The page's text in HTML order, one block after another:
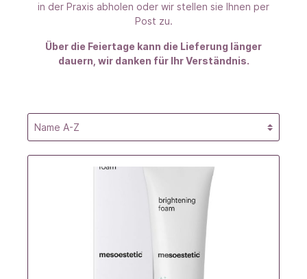
in der Praxis abholen oder wir stellen sie Ihnen per
Post zu.
Über die Feiertage kann die Lieferung länger
dauern, wir danken für Ihr Verständnis.